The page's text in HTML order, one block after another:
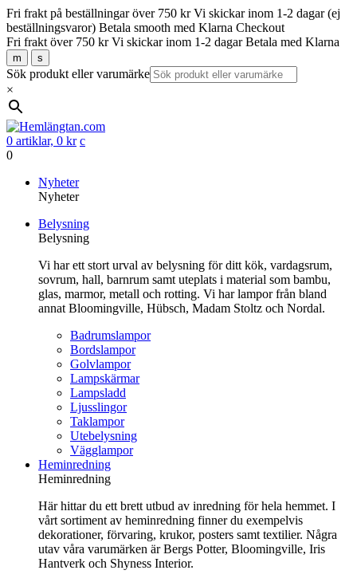
Fri frakt på beställningar över 750 kr Vi skickar inom 1-2 dagar (ej
beställningsvaror) Betala smooth med Klarna Checkout
Fri frakt över 750 kr Vi skickar inom 1-2 dagar Betala med Klarna
m s
Sök produkt eller varumärke
×
0 artiklar, 0 kr c
0
innehåll
Nyheter
Nyheter
Belysning
Belysning
Vi har ett stort urval av belysning för ditt kök, vardagsrum,
sovrum, hall, barnrum samt uteplats i material som bambu,
glas, marmor, metall och rotting. Vi har lampor från bland
annat Bloomingville, Hübsch, Madam Stoltz och Nordal.
Badrumslampor
Bordslampor
Golvlampor
Lampskärmar
Lampsladd
Ljusslingor
Taklampor
Utebelysning
Vägglampor
Heminredning
Heminredning
Här hittar du ett brett utbud av inredning för hela hemmet. I
vårt sortiment av heminredning finner du exempelvis
dekorationer, förvaring, krukor, posters samt textilier. Några
utav våra varumärken är Bergs Potter, Bloomingville, Iris
Hantverk och Shyness Interior.